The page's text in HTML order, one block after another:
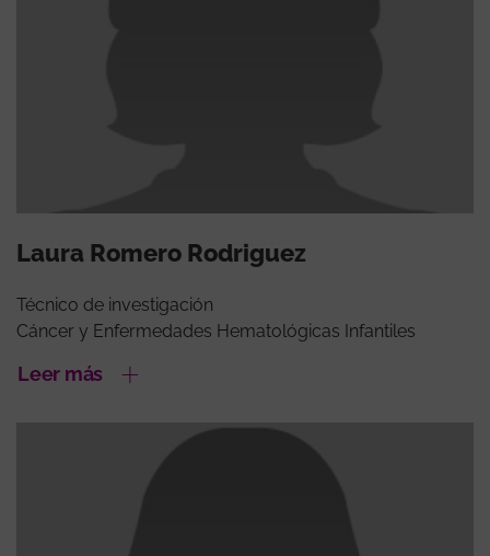
Laura Romero Rodriguez
Técnico de investigación
Cáncer y Enfermedades Hematológicas Infantiles
Leer más